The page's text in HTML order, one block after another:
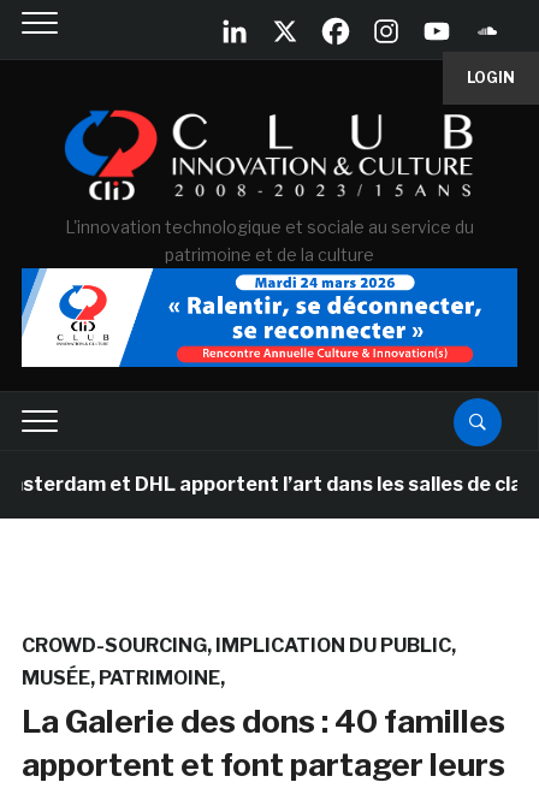
LOGIN
L'innovation technologique et sociale au service du
patrimoine et de la culture
et DHL apportent l’art dans les salles de classe
CROWD-SOURCING
IMPLICATION DU PUBLIC
MUSÉE PATRIMOINE
La Galerie des dons : 40 familles
apportent et font partager leurs